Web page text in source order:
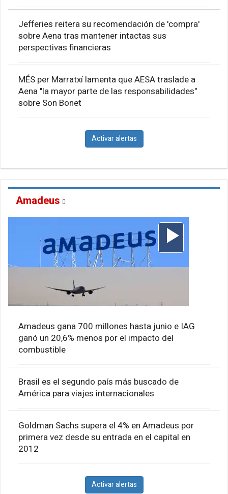
Jefferies reitera su recomendación de 'compra'
sobre Aena tras mantener intactas sus
perspectivas financieras
MÉS per Marratxí lamenta que AESA traslade a
Aena "la mayor parte de las responsabilidades"
sobre Son Bonet
Activar alertas
Amadeus
Amadeus gana 700 millones hasta junio e IAG
ganó un 20,6% menos por el impacto del
combustible
Brasil es el segundo país más buscado de
América para viajes internacionales
Goldman Sachs supera el 4% en Amadeus por
primera vez desde su entrada en el capital en
2012
Activar alertas